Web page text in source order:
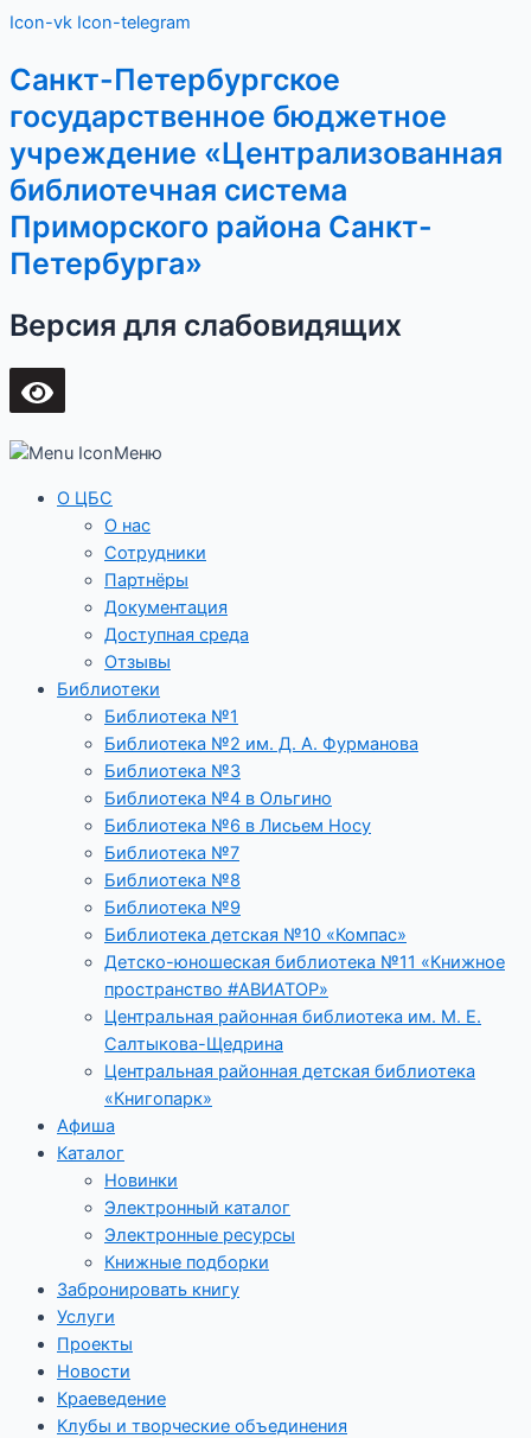
Перейти
содержимому
Icon-vk Icon-telegram
Санкт-Петербургское
государственное бюджетное
учреждение «Централизованная
библиотечная система
Приморского района Санкт-
Петербурга»
Версия для слабовидящих
Меню
О ЦБС
О нас
Сотрудники
Партнёры
Документация
Доступная среда
Отзывы
Библиотеки
Библиотека №1
Библиотека №2 им. Д. А. Фурманова
Библиотека №3
Библиотека №4 в Ольгино
Библиотека №6 в Лисьем Носу
Библиотека №7
Библиотека №8
Библиотека №9
Библиотека детская №10 «Компас»
Детско-юношеская библиотека №11 «Книжное
пространство #АВИАТОР»
Центральная районная библиотека им. М. Е.
Салтыкова-Щедрина
Центральная районная детская библиотека
«Книгопарк»
Афиша
Каталог
Новинки
Электронный каталог
Электронные ресурсы
Книжные подборки
Забронировать книгу
Услуги
Проекты
Новости
Краеведение
Клубы и творческие объединения
Main